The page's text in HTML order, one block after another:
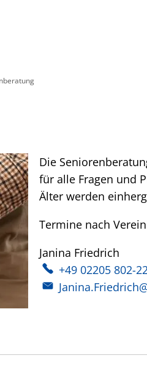
Die
für alle Fragen und
Älter werden
Termine nach
Janina Friedrich
+49 02205 802-